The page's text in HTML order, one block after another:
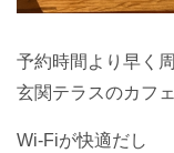
予約時間より早く
玄関テラスのカフ
Wi-Fiが快適だし